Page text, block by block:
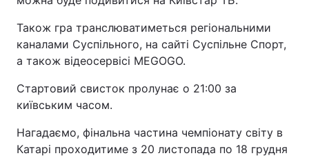
Також гра транслюватиметься регіональними
каналами Суспільного, на сайті Суспільне Спорт,
а також відеосервісі MEGOGO.
Стартовий свисток пролунає о 21:00 за
київським часом.
Нагадаємо, фінальна частина чемпіонату світу в
Катарі проходитиме з 20 листопада по 18 грудня